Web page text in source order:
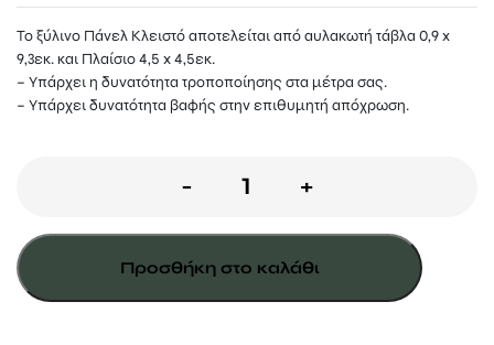
Το ξύλινο Πάνελ Κλειστό αποτελείται από αυλακωτή τάβλα 0,9 x
9,3εκ. και Πλαίσιο 4,5 x 4,5εκ.
– Υπάρχει η δυνατότητα τροποποίησης στα μέτρα σας.
– Υπάρχει δυνατότητα βαφής στην επιθυμητή απόχρωση.
-
Ξύλινο
Κήπου
Πάνελ
+
Προσθήκη στο καλάθι